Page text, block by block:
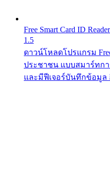
Free Smart Card ID
1.5
ดาวน์โหลดโปรแกรม
ประชาชน แบบสมาร์ทก
และมีฟีเจอร์บันทึกข้อมูล